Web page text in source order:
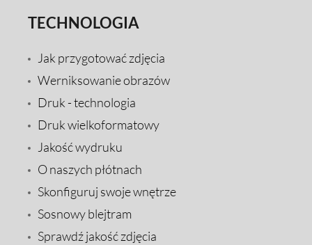
TECHNOLOGIA
Jak przygotować zdjęcia
Werniksowanie obrazów
Druk - technologia
Druk wielkoformatowy
Jakość wydruku
O naszych płótnach
Skonfiguruj swoje wnętrze
Sosnowy blejtram
Sprawdź jakość zdjęcia